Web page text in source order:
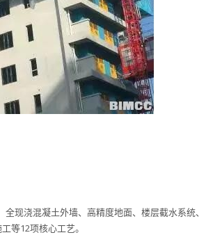
现浇混凝土外墙、高精度地面、楼层截水系统、
等12项核心工艺。